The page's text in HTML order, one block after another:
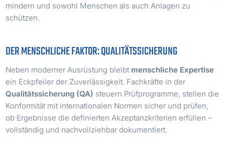
mindern und sowohl Menschen als auch Anlagen zu
schützen.
DER MENSCHLICHE FAKTOR: QUALITÄTSSICHERUNG
Neben moderner Ausrüstung bleibt menschliche Expertise
ein Eckpfeiler der Zuverlässigkeit. Fachkräfte in der
Qualitätssicherung (QA) steuern Prüfprogramme, stellen die
Konformität mit internationalen Normen sicher und prüfen,
ob Ergebnisse die definierten Akzeptanzkriterien erfüllen –
vollständig und nachvollziehbar dokumentiert.